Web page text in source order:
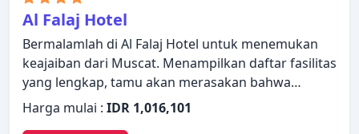
Al Falaj Hotel
Bermalamlah di Al Falaj Hotel untuk menemukan
keajaiban dari Muscat. Menampilkan daftar fasilitas
yang lengkap, tamu akan merasakan bahwa
mereka menginap di properti yang nyaman.
Layanan kamar 24 jam, WiFi gratis di semua kamar,
Harga mulai : IDR 1,016,101